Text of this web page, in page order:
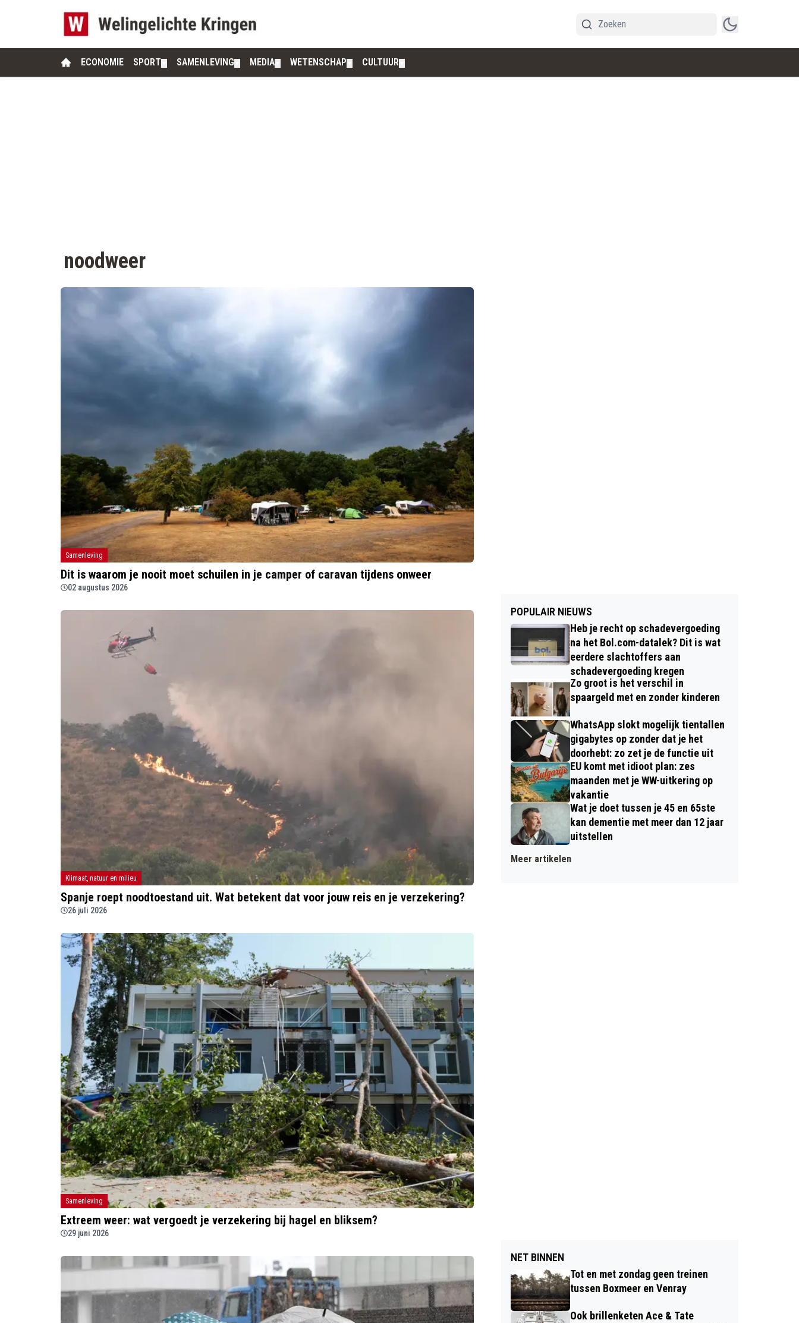
ECONOMIE SPORT SAMENLEVING MEDIA WETENSCHAP CULTUUR
noodweer
Samenleving
Dit is waarom je nooit moet schuilen in je camper of caravan tijdens onweer
02 augustus 2026
Klimaat, natuur en milieu
Spanje roept noodtoestand uit. Wat betekent dat voor jouw reis en je verzekering?
26 juli 2026
Samenleving
Extreem weer: wat vergoedt je verzekering bij hagel en bliksem?
29 juni 2026
POPULAIR NIEUWS
Heb je recht op schadevergoeding
na het Bol.com-datalek? Dit is wat
eerdere slachtoffers aan
schadevergoeding kregen
Zo groot is het verschil in
spaargeld met en zonder kinderen
WhatsApp slokt mogelijk tientallen
gigabytes op zonder dat je het
doorhebt: zo zet je de functie uit
EU komt met idioot plan: zes
maanden met je WW-uitkering op
vakantie
Wat je doet tussen je 45 en 65ste
kan dementie met meer dan 12 jaar
uitstellen
Meer artikelen
NET BINNEN
Tot en met zondag geen treinen
tussen Boxmeer en Venray
Ook brillenketen Ace & Tate